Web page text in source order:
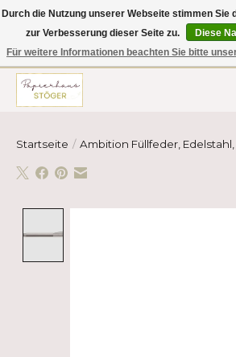
Hier finden Sie hochwertige Produkte im Bereich
Schreiben und vieles mehr! Erhalten Sie Ihre
Hause oder ins Büro geliefert!
Startseite / Ambition Füllfeder, Edelstahl,
Durch die Nutzung unserer Webseite stimmen Sie
zur Verbesserung dieser Seite zu.
Diese
Für weitere Informationen beachten Sie bitte